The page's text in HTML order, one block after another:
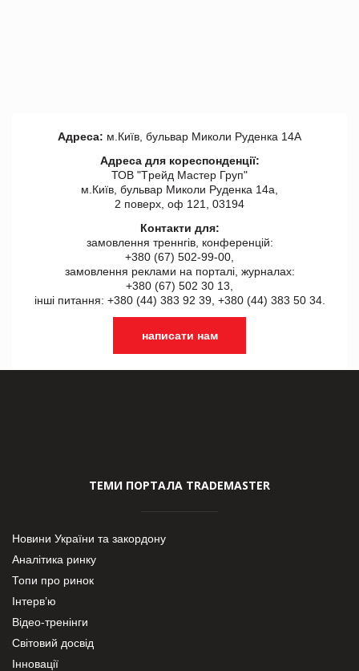
Адреса: м.Київ, бульвар Миколи Руденка 14А
Адреса для кореспонденції:
ТОВ "Tрейд Мастер Груп"
м.Київ, бульвар Миколи Руденка 14а,
2 поверх, оф 121, 03194
Контакти для:
замовлення треннгів, конференцій:
+380 (67) 502-99-00,
замовлення реклами на порталі, журналах:
+380 (67) 502 30 13,
інші питання: +380 (44) 383 92 39, +380 (44) 383 50 34.
написати нам
ТЕМИ ПОРТАЛА TRADEMASTER
Новини України та закордону
Аналітика ринку
Топи про ринок
Інтерв’ю
Відео-тренінги
Світовий досвід
Інновації